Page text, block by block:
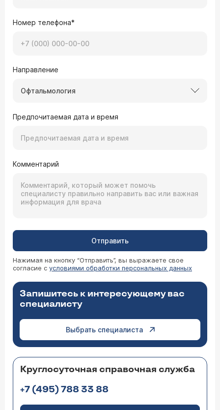
Номер телефона*
Направление
Офтальмология
Предпочитаемая дата и время
Комментарий
Отправить
Нажимая на кнопку “Отправить”, вы выражаете свое
согласие с условиями обработки персональных данных
Запишитесь к интересующему вас
специалисту
Выбрать специалиста
Круглосуточная справочная служба
+7 (495) 788 33 88